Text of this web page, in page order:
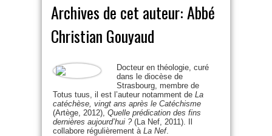
Archives de cet auteur: Abbé
Christian Gouyaud
Docteur en théologie, curé
dans le diocèse de
Strasbourg, membre de
Totus tuus, il est l’auteur notamment de La
catéchèse, vingt ans après le Catéchisme
(Artège, 2012), Quelle prédication des fins
dernières aujourd’hui ?(La Nef, 2011). Il
collabore régulièrement à La Nef.